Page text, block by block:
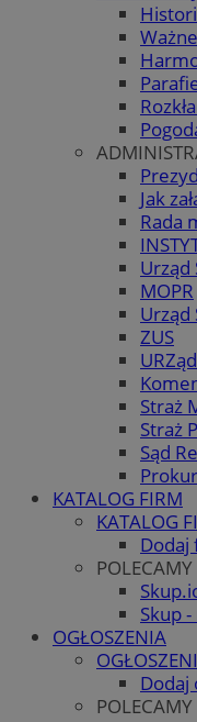
Jak
Rada
Urząd
MOPR
Urząd
ZUS
Straż
Straż
Sąd
KATALOG FIRM
KATALOG
Dodaj
POLECAMY
Skup
OGŁOSZENIA
Dodaj
POLECAMY